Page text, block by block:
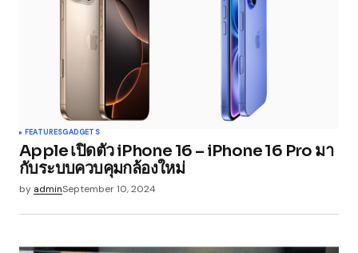
FEATURESGADGETS
Apple เปิดตัว iPhone 16 – iPhone 16 Pro มา
กับระบบควบคุมกล้องใหม่
by adminSeptember 10, 2024